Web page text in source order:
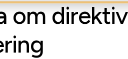
om